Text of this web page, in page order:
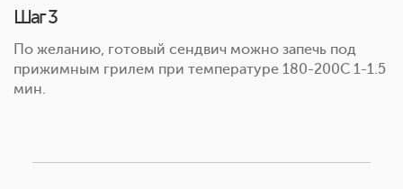
Шаг 3
По желанию, готовый сендвич можно запечь под
прижимным грилем при температуре 180-200С 1-1.5
мин.